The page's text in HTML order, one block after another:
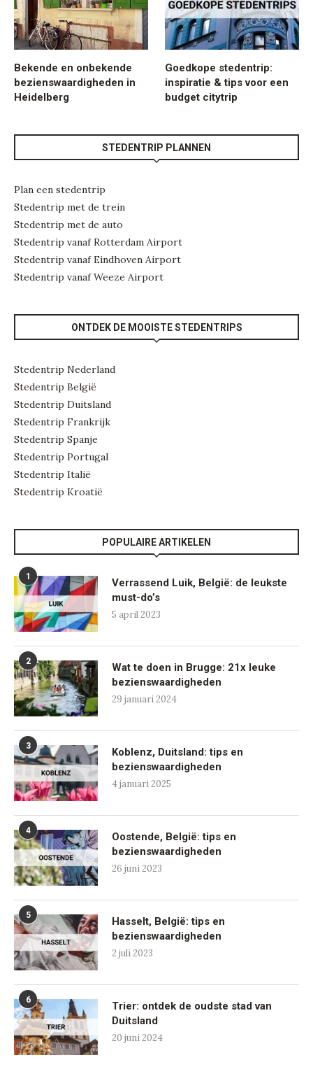
Bekende en onbekende
bezienswaardigheden in
Heidelberg
Goedkope stedentrip:
inspiratie & tips voor een
budget citytrip
STEDENTRIP PLANNEN
Plan een stedentrip
Stedentrip met de trein
Stedentrip met de auto
Stedentrip vanaf Rotterdam Airport
Stedentrip vanaf Eindhoven Airport
Stedentrip vanaf Weeze Airport
ONTDEK DE MOOISTE STEDENTRIPS
Stedentrip Nederland
Stedentrip België
Stedentrip Duitsland
Stedentrip Frankrijk
Stedentrip Spanje
Stedentrip Portugal
Stedentrip Italië
Stedentrip Kroatië
POPULAIRE ARTIKELEN
1
Verrassend Luik, België: de leukste
must-do’s
5 april 2023
2
Wat te doen in Brugge: 21x leuke
bezienswaardigheden
29 januari 2024
3
Koblenz, Duitsland: tips en
bezienswaardigheden
4 januari 2025
4
Oostende, België: tips en
bezienswaardigheden
26 juni 2023
5
Hasselt, België: tips en
bezienswaardigheden
2 juli 2023
6
Trier: ontdek de oudste stad van
Duitsland
20 juni 2024